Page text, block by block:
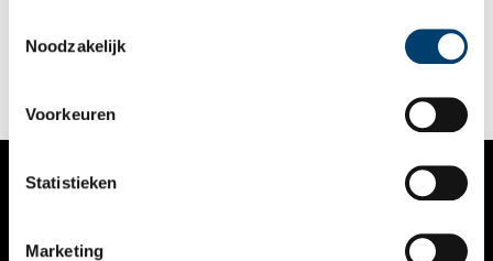
Noodzakelijk
Voorkeuren
Statistieken
Marketing
Amsterdam naar de Bullewijk in Ouderkerk aan de Amstel.
Pakweg tien kilometer met verrassende verhalen. Deel 2: Van
NIEUWS